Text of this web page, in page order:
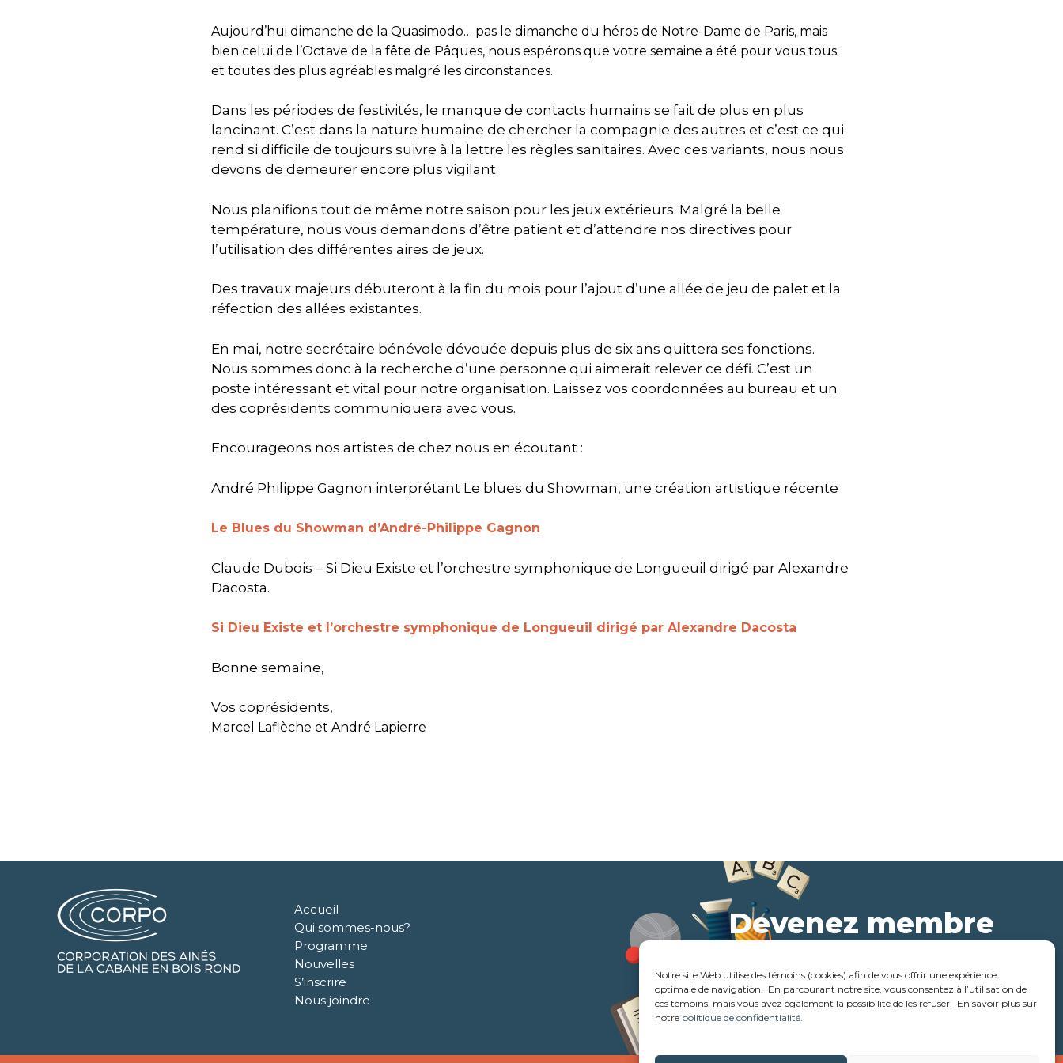
Notre site Web utilise des témoins (cookies) afin de vous offrir une expérience
optimale de navigation. En parcourant notre site, vous consentez à l’utilisation de
ces témoins, mais vous avez également la possibilité de les refuser. En savoir plus sur
notre politique de confidentialité.
Aujourd’hui dimanche de la Quasimodo… pas le dimanche du héros de Notre-Dame de Paris, mais
bien celui de l’Octave de la fête de Pâques, nous espérons que votre semaine a été pour vous tous
et toutes des plus agréables malgré les circonstances.
Dans les périodes de festivités, le manque de contacts humains se fait de plus en plus
lancinant. C’est dans la nature humaine de chercher la compagnie des autres et c’est ce qui
rend si difficile de toujours suivre à la lettre les règles sanitaires. Avec ces variants, nous nous
devons de demeurer encore plus vigilant.
Nous planifions tout de même notre saison pour les jeux extérieurs. Malgré la belle
température, nous vous demandons d’être patient et d’attendre nos directives pour
l’utilisation des différentes aires de jeux.
Des travaux majeurs débuteront à la fin du mois pour l’ajout d’une allée de jeu de palet et la
réfection des allées existantes.
En mai, notre secrétaire bénévole dévouée depuis plus de six ans quittera ses fonctions.
Nous sommes donc à la recherche d’une personne qui aimerait relever ce défi. C’est un
poste intéressant et vital pour notre organisation. Laissez vos coordonnées au bureau et un
des coprésidents communiquera avec vous.
Encourageons nos artistes de chez nous en écoutant :
André Philippe Gagnon interprétant Le blues du Showman, une création artistique récente
Le Blues du Showman d’André-Philippe Gagnon
Claude Dubois – Si Dieu Existe et l’orchestre symphonique de Longueuil dirigé par Alexandre
Dacosta.
Si Dieu Existe et l’orchestre symphonique de Longueuil dirigé par Alexandre Dacosta
Bonne semaine,
Vos coprésidents,
Marcel Laflèche et André Lapierre
Accueil
Qui sommes-nous?
Programme
Nouvelles
S’inscrire
Nous joindre
Devenez membre
Pour plus d'informations